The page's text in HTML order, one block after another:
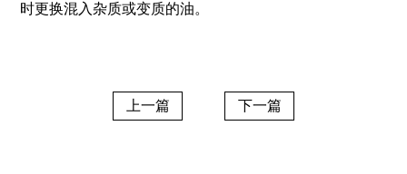
时更换混入杂质或变质的油。
上一篇 下一篇